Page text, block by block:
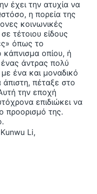
έχει την ατυχία να
η πορεία της
κοινωνικές
τέτοιου είδους
όπως το
οπίου, ή
άντρας πολύ
ένα και μοναδικό
άπιστη, πέταξε στο
την εποχή
επιδιώκει να
προορισμό της.
Li,